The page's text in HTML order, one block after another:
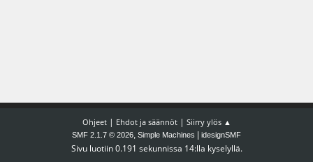
Ohjeet| Ehdot ja säännöt| Siirry ylös ▲
SMF 2.1.7 © 2026, Simple Machines idesignSMF
Sivu luotiin 0.191 sekunnissa 14:lla kyselyllä.